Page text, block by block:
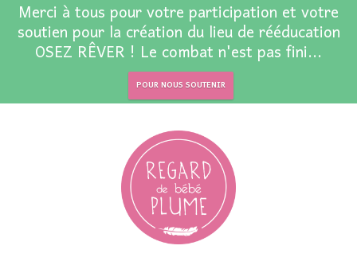
Merci à tous pour votre participation et votre
soutien pour la création du lieu de rééducation
OSEZ RÊVER ! Le combat n'est pas fini...
POUR NOUS SOUTENIR